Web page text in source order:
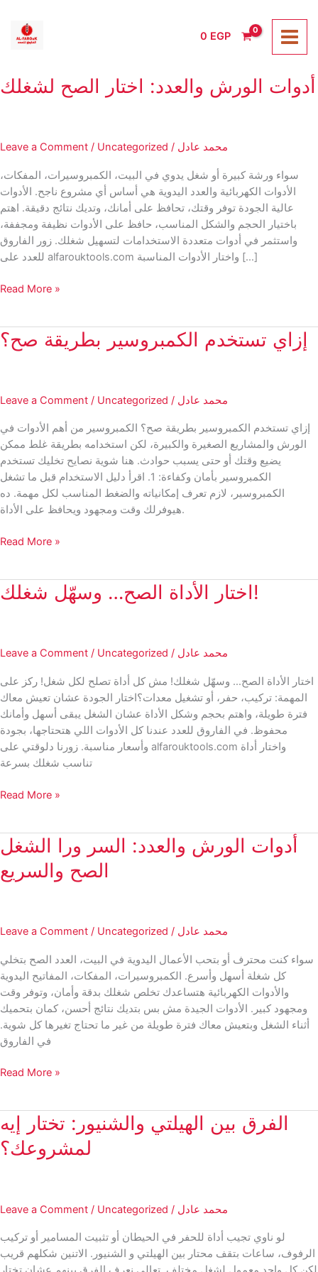
content
0 EGP
أدوات الورش والعدد: اختار الصح لشغلك
Leave a Comment / Uncategorized / محمد عادل
سواء ورشة كبيرة أو شغل يدوي في البيت، الكمبروسيرات، المفكات،
الأدوات الكهربائية والعدد اليدوية هي أساس أي مشروع ناجح. الأدوات
عالية الجودة توفر وقتك، تحافظ على أمانك، وتديك نتائج دقيقة. اهتم
باختيار الحجم والشكل المناسب، حافظ على الأدوات نظيفة ومجففة،
واستثمر في أدوات متعددة الاستخدامات لتسهيل شغلك. زور الفاروق
للعدد على alfarouktools.com واختار الأدوات المناسبة […]
أدوات
اختار
الصح
Read More »
إزاي تستخدم الكمبروسير بطريقة صح؟
Leave a Comment / Uncategorized / محمد عادل
إزاي تستخدم الكمبروسير بطريقة صح؟ الكمبروسير من أهم الأدوات في
الورش والمشاريع الصغيرة والكبيرة، لكن استخدامه بطريقة غلط ممكن
يضيع وقتك أو حتى يسبب حوادث. هنا شوية نصايح تخليك تستخدم
الكمبروسير بأمان وكفاءة: 1. اقرأ دليل الاستخدام قبل ما تشغل
الكمبروسير، لازم تعرف إمكانياته والضغط المناسب لكل مهمة. ده
هيوفرلك وقت ومجهود ويحافظ على الأداة.
إزاي
بطريقة
Read More »
اختار الأداة الصح… وسهّل شغلك!
Leave a Comment / Uncategorized / محمد عادل
اختار الأداة الصح… وسهّل شغلك! مش كل أداة تصلح لكل شغل! ركز على
المهمة: تركيب، حفر، أو تشغيل معدات؟اختار الجودة عشان تعيش معاك
فترة طويلة، واهتم بحجم وشكل الأداة عشان الشغل يبقى أسهل وأمانك
محفوظ. في الفاروق للعدد عندنا كل الأدوات اللي هتحتاجها، بجودة
وأسعار مناسبة. زورنا دلوقتي على alfarouktools.com واختار أداة
تناسب شغلك بسرعة
اختار
وسهّل
Read More »
أدوات الورش والعدد: السر ورا الشغل
الصح والسريع
Leave a Comment / Uncategorized / محمد عادل
سواء كنت محترف أو بتحب الأعمال اليدوية في البيت، العدد الصح بتخلي
كل شغلة أسهل وأسرع. الكمبروسيرات، المفكات، المفاتيح اليدوية
والأدوات الكهربائية هتساعدك تخلص شغلك بدقة وأمان، وتوفر وقت
ومجهود كبير. الأدوات الجيدة مش بس بتديك نتائج أحسن، كمان بتحميك
أثناء الشغل وبتعيش معاك فترة طويلة من غير ما تحتاج تغيرها كل شوية.
في الفاروق
أدوات
السر
الشغل
Read More »
الفرق بين الهيلتي والشنيور: تختار إيه
لمشروعك؟
Leave a Comment / Uncategorized / محمد عادل
لو ناوي تجيب أداة للحفر في الحيطان أو تثبيت المسامير أو تركيب
الرفوف، ساعات بتقف محتار بين الهيلتي و الشنيور. الاتنين شكلهم قريب